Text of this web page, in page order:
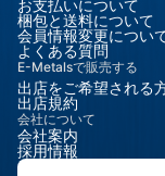
で、金属製バルブシ
揮します。電気絶縁
サーとしても機能し
ント高温用チェック
ル、液面計理化学・
グ）、比重測定用重
品容器の攪拌球、輸
レンズ、インクジェ
お支払いについて
梱包と送料について
会員情報変更につい
よくある質問
E-Metalsで販売する
出店をご希望される
出店規約
会社について
会社案内
採用情報